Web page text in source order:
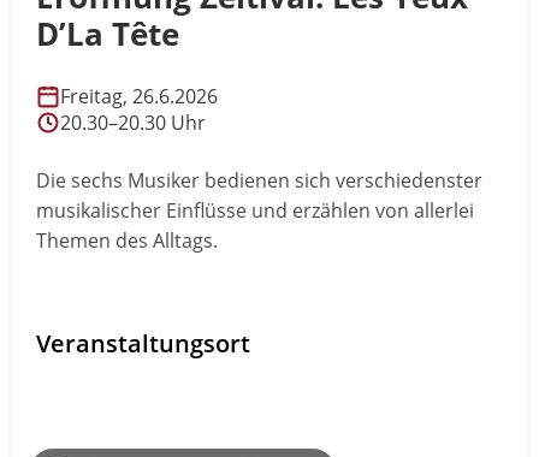
D’La Tête
Freitag, 26.6.2026
20.30–20.30 Uhr
Die sechs Musiker bedienen sich verschiedenster
musikalischer Einflüsse und erzählen von allerlei
Themen des Alltags.
Veranstaltungsort